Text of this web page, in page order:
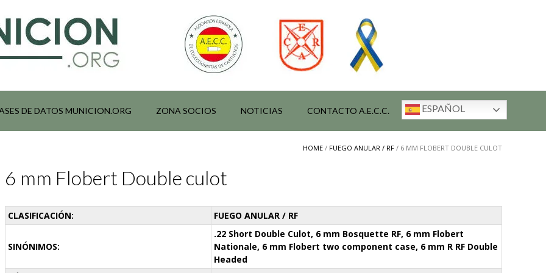
DE DATOS MUNICION.ORG ZONA SOCIOS NOTICIAS CONTACTO A.E.C.C. ESPAÑOL
HOME / FUEGO ANULAR / RF / 6 MM FLOBERT DOUBLE CULOT
6 mm Flobert Double culot
CLASIFICACIÓN: FUEGO ANULAR / RF
SINÓNIMOS:
.22 Short Double Culot, 6 mm Bosquette RF, 6 mm Flobert
Nationale, 6 mm Flobert two component case, 6 mm R RF Double
Headed